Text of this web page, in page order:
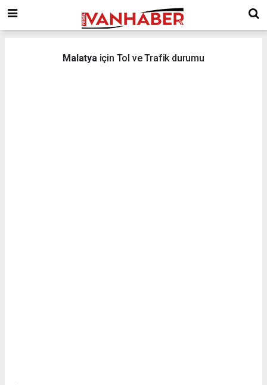
Malatya için Tol ve Trafik durumu